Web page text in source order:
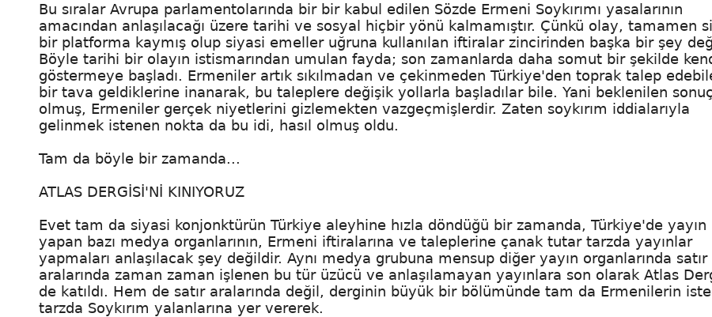
Bu sıralar Avrupa parlamentolarında bir bir kabul edilen Sözde Ermeni Soykırımı yasalarının
amacından anlaşılacağı üzere tarihi ve sosyal hiçbir yönü kalmamıştır. Çünkü olay, tamamen
bir platforma kaymış olup siyasi emeller uğruna kullanılan iftiralar zincirinden başka bir şey
Böyle tarihi bir olayın istismarından umulan fayda; son zamanlarda daha somut bir şekilde
göstermeye başladı. Ermeniler artık sıkılmadan ve çekinmeden Türkiye'den toprak talep
bir tava geldiklerine inanarak, bu taleplere değişik yollarla başladılar bile. Yani beklenilen
olmuş, Ermeniler gerçek niyetlerini gizlemekten vazgeçmişlerdir. Zaten soykırım iddialarıyla
gelinmek istenen nokta da bu idi, hasıl olmuş oldu.
Tam da böyle bir zamanda...
ATLAS DERGİSİ'Nİ KINIYORUZ
Evet tam da siyasi konjonktürün Türkiye aleyhine hızla döndüğü bir zamanda, Türkiye'de yayın
yapan bazı medya organlarının, Ermeni iftiralarına ve taleplerine çanak tutar tarzda yayınlar
yapmaları anlaşılacak şey değildir. Aynı medya grubuna mensup diğer yayın organlarında satır
aralarında zaman zaman işlenen bu tür üzücü ve anlaşılamayan yayınlara son olarak Atlas
de katıldı. Hem de satır aralarında değil, derginin büyük bir bölümünde tam da Ermenilerin
tarzda Soykırım yalanlarına yer vererek.